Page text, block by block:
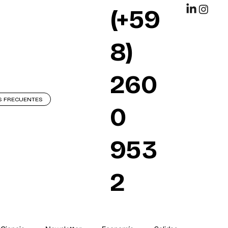
FRECUENTES
(+59
8)
260
0
953
2